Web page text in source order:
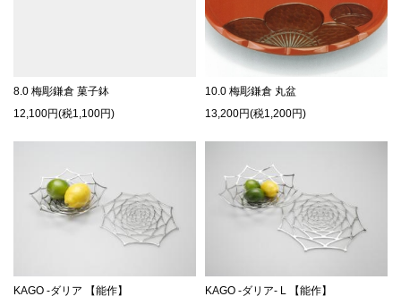
8.0 梅彫鎌倉 菓子鉢
12,100円(税1,100円)
10.0 梅彫鎌倉 丸盆
13,200円(税1,200円)
KAGO -ダリア 【能作】
KAGO -ダリア- L 【能作】